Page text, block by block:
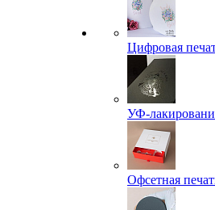
Цифровая
УФ-
Офсетная